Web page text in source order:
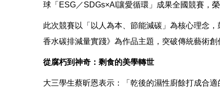
球「ESG／SDGs×AI讓愛循環」成果全國競賽，
此次競賽以「以人為本、節能減碳」為核心理念
香水碳排減量實踐》為作品主題，突破傳統藝術
從腐朽到神奇：剩食的美學轉世
大三學生蔡昕恩表示：「乾後的濕性廚餘打成合